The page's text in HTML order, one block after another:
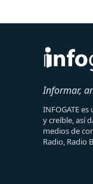
Informar,
INFOGATE
y creíble, así
medios de
Radio, Radio